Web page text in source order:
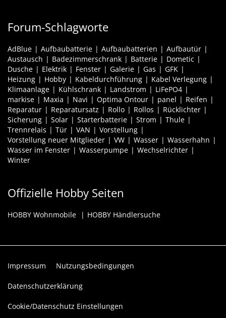
Forum-Schlagworte
AdBlue Aufbaubatterie Aufbaubatterien
Aufbautür
Austausch
Badezimmerschrank Batterie
Dometic
Dusche
Elektrik Fenster Galerie Gas
GFK
Heizung
Hobby Kabeldurchführung
Kabel Verlegung
Klimaanlage
Kühlschrank Landstrom
LiFePO4
markise
Maxia Navi Optima Ontour panel
Reifen
Reparatur
Reparatursatz Rollo Rollos
Rücklichter
Sicherung
Solar Starterbatterie Strom
Thule
Trennrelais
Tür VAN
Vorstellung
Vorstellung neuer Mitglieder
VW Wasser
Wasserhahn
Wasser im Fenster
Wasserpumpe
Wechselrichter
Winter
Offizielle Hobby Seiten
HOBBY Wohnmobile HOBBY Händlersuche
Impressum Nutzungsbedingungen
Datenschutzerklärung
Cookie/Datenschutz Einstellungen